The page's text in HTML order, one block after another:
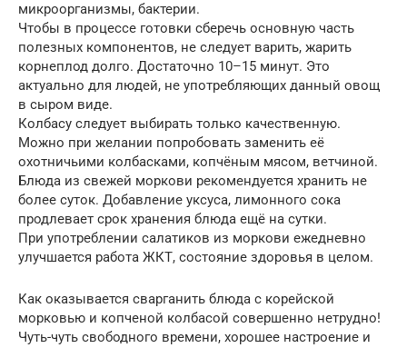
микроорганизмы, бактерии.
Чтобы в процессе готовки сберечь основную часть
полезных компонентов, не следует варить, жарить
корнеплод долго. Достаточно 10–15 минут. Это
актуально для людей, не употребляющих данный овощ
в сыром виде.
Колбасу следует выбирать только качественную.
Можно при желании попробовать заменить её
охотничьими колбасками, копчёным мясом, ветчиной.
Блюда из свежей моркови рекомендуется хранить не
более суток. Добавление уксуса, лимонного сока
продлевает срок хранения блюда ещё на сутки.
При употреблении салатиков из моркови ежедневно
улучшается работа ЖКТ, состояние здоровья в целом.
Как оказывается сварганить блюда с корейской
морковью и копченой колбасой совершенно нетрудно!
Чуть-чуть свободного времени, хорошее настроение и